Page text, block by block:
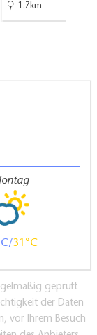
1.7km
31
geprüft
der Daten
vor Ihrem Besuch